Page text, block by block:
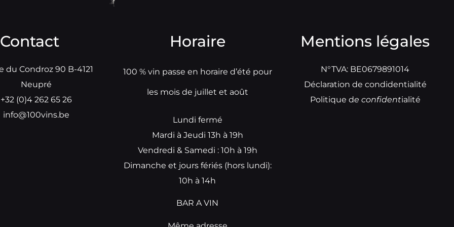
Contact
du Condroz 90 B-4121
Neupré
+32 (0)4 262 65 26
info@100vins.be
Horaire
100 % vin passe en horaire d’été pour
les mois de juillet et août
Lundi fermé
Mardi à Jeudi 13h à 19h
Vendredi & Samedi : 10h à 19h
Dimanche et jours fériés (hors lundi):
10h à 14h
BAR A VIN
Mentions légales
N°TVA: BE0679891014
Déclaration de condidentialité
Politique de confidentialité